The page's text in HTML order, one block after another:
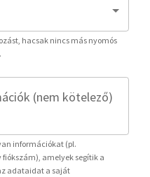
hacsak nincs más nyomós
(nem kötelező)
információkat (pl.
amelyek segítik a
adataidat a saját